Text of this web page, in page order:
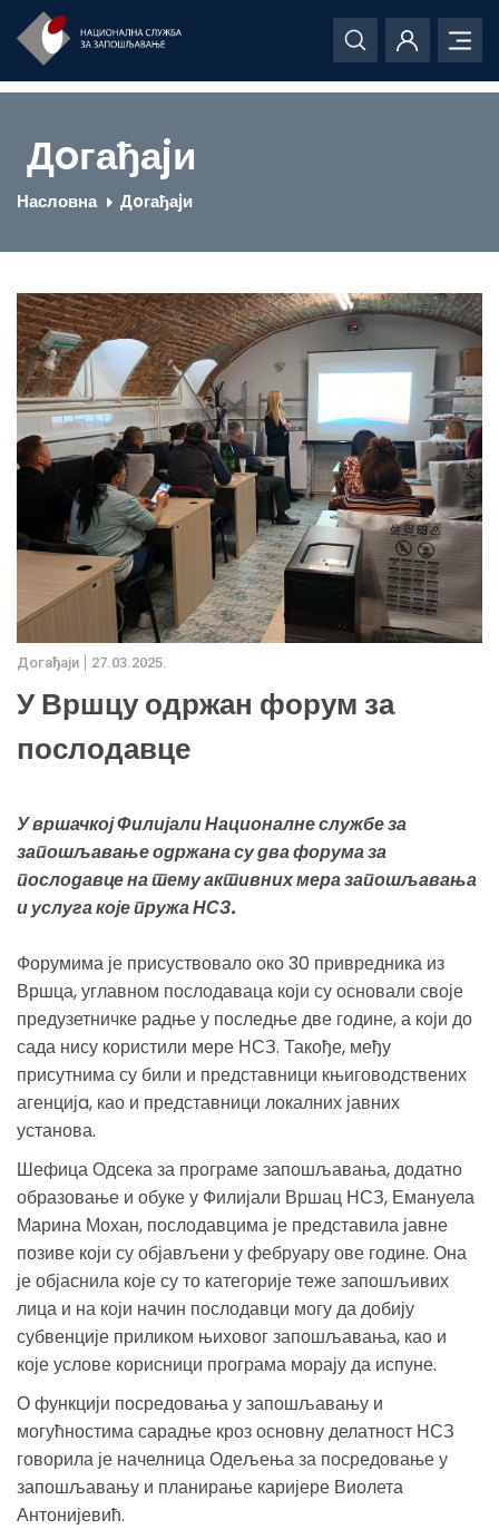
Дoгађаjи
Насловна Дoгађаjи
Дoгађаjи 27.03.2025.
У Вршцу одржан форум за
послодавце
У вршачкој Филијали Националне службе за
запошљавање одржана су два форума за
послодавце на тему активних мера запошљавања
и услуга које пружа НСЗ.
Форумима је присуствовало око 30 привредника из
Вршца, углавном послодаваца који су основали своје
предузетничке радње у последње две године, а који до
сада нису користили мере НСЗ. Такође, међу
присутнима су били и представници књиговодствених
агенцијa, као и представници локалних јавних
установа.
Шефица Одсека за програме запошљавања, додатно
образовање и обуке у Филијали Вршац НСЗ, Емануела
Марина Мохан, послодавцима је представила јавне
позиве који су објављени у фебруару ове године. Она
је објаснила које су то категорије теже запошљивих
лица и на који начин послодавци могу да добију
субвенције приликом њиховог запошљавања, као и
које услове корисници програма морају да испуне.
О функцији посредовања у запошљавању и
могућностима сарадње кроз основну делатност НСЗ
говорила је начелница Одељења за посредовање у
запошљавању и планирање каријере Виолета
Антонијевић.